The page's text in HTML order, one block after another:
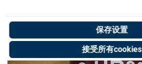
保存设置
接受所有cookies